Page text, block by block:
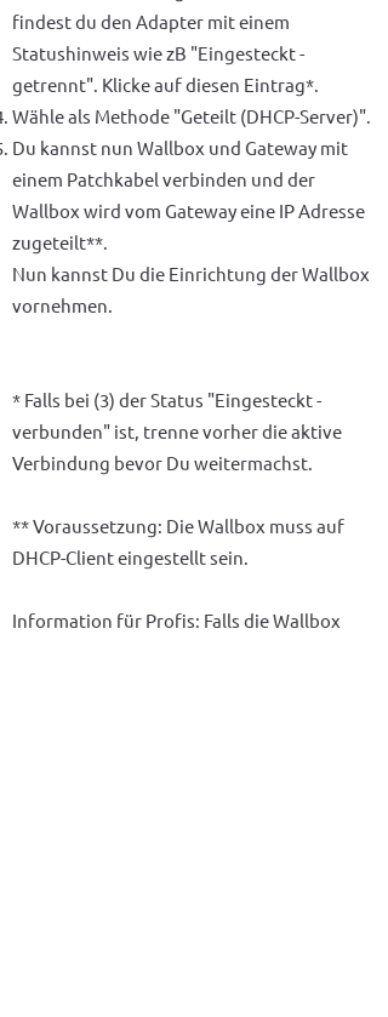
findest du den Adapter mit einem
Statushinweis wie zB "Eingesteckt -
getrennt". Klicke auf diesen Eintrag*.
Wähle als Methode "Geteilt (DHCP-Server)".
Du kannst nun Wallbox und Gateway mit
einem Patchkabel verbinden und der
Wallbox wird vom Gateway eine IP Adresse
zugeteilt**.
Nun kannst Du die Einrichtung der Wallbox
vornehmen.
* Falls bei (3) der Status "Eingesteckt -
verbunden" ist, trenne vorher die aktive
Verbindung bevor Du weitermachst.
** Voraussetzung: Die Wallbox muss auf
DHCP-Client eingestellt sein.
Information für Profis: Falls die Wallbox